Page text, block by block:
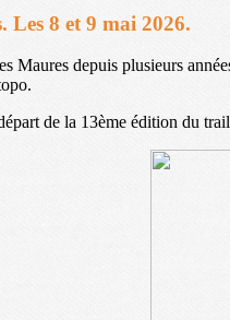
8 et 9 mai 2026.
Maures depuis plusieurs
de la 13ème édition du